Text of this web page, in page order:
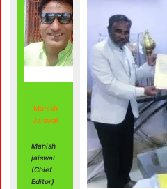
Manish
Jaiswal
Manish
jaiswal
(Chief
Editor)